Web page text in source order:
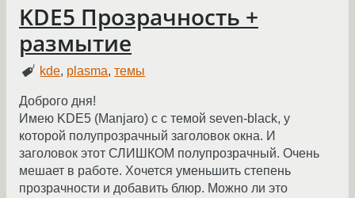
KDE5 Прозрачность +
размытие
kde, plasma,темы
Доброго дня!
Имею KDE5 (Manjaro) c с темой seven-black, у
которой полупрозрачный заголовок окна. И
заголовок этот СЛИШКОМ полупрозрачный. Очень
мешает в работе. Хочется уменьшить степень
прозрачности и добавить блюр. Можно ли это